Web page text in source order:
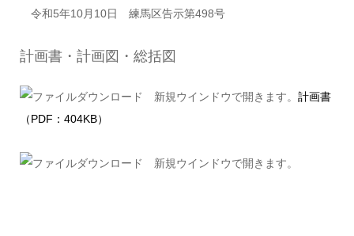
令和5年10月10日 練馬区告示第498号
計画書・計画図・総括図
計画書
（PDF：404KB）